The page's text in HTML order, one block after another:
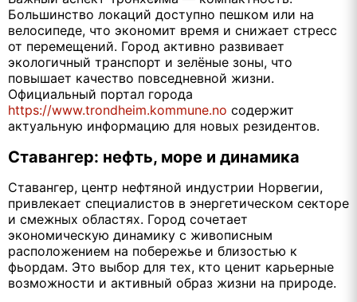
Большинство локаций доступно пешком или на
велосипеде, что экономит время и снижает стресс
от перемещений. Город активно развивает
экологичный транспорт и зелёные зоны, что
повышает качество повседневной жизни.
Официальный портал города
https://www.trondheim.kommune.no содержит
актуальную информацию для новых резидентов.
Ставангер: нефть, море и динамика
Ставангер, центр нефтяной индустрии Норвегии,
привлекает специалистов в энергетическом секторе
и смежных областях. Город сочетает
экономическую динамику с живописным
расположением на побережье и близостью к
фьордам. Это выбор для тех, кто ценит карьерные
возможности и активный образ жизни на природе.